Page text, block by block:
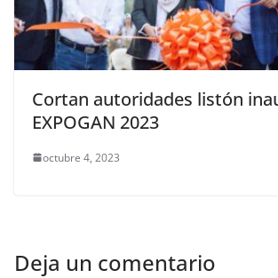
Cortan autoridades listón
EXPOGAN 2023
octubre 4, 2023
Deja un comentario